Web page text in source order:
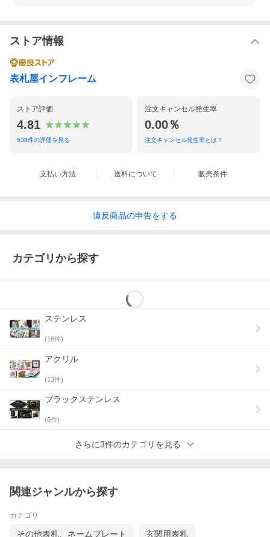
ストア情報
表札屋インフレーム
ストア評価
4.81
538件の評価を見る
注文キャンセル発生率
0.00％
注文キャンセル発生率とは？
支払い方法 送料について 販売条件
違反商品の申告をする
カテゴリから探す
ステンレス
(16件)
アクリル
(13件)
ブラックステンレス
(6件)
さらに3件のカテゴリを見る
関連ジャンルから探す
カテゴリ
その他表札、ネームプレート 玄関用表札